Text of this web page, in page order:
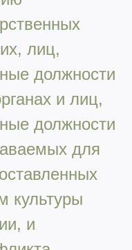
лиц,
должности
и лиц,
должности
для
культуры
и